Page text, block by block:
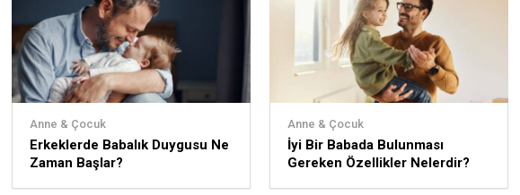
Anne & Çocuk
Erkeklerde Babalık Duygusu Ne
Zaman Başlar?
Anne & Çocuk
İyi Bir Babada Bulunması
Gereken Özellikler Nelerdir?